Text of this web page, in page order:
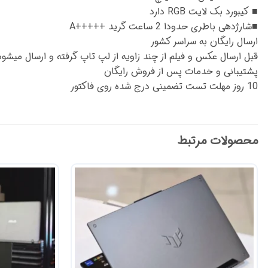
■ کیبورد بک لایت RGB دارد
■شارژدهی باطری حدودا 2 ساعت گرید +++++A
ارسال رایگان به سراسر کشور
قبل ارسال عکس و فیلم از چند زاویه از لپ تاپ گرفته و ارسال
پشتیبانی و خدمات پس از فروش رایگان
10 روز مهلت تست تضمینی درج شده روی فاکتور
محصولات مرتبط